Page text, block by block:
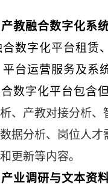
产教融合数字化系
数字化平台租赁
台运营服务及系
数字化平台包含
、产教对接分析、
据分析、岗位人才
更新等内容。
产业调研与文本资